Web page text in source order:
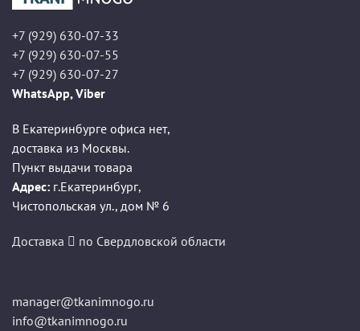
+7 (929) 630-07-33
+7 (929) 630-07-55
+7 (929) 630-07-27
WhatsApp, Viber
В Екатеринбурге офиса нет,
доставка из Москвы.
Пункт выдачи товара
Адрес: г.Екатеринбург,
Чистопольская ул., дом № 6
Доставка по Свердловской области
manager@tkanimnogo.ru
info@tkanimnogo.ru